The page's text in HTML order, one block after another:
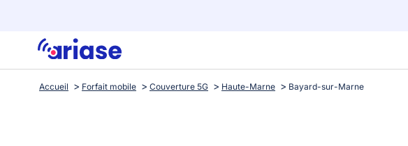
Accueil Forfait mobile Couverture 5G Haute-Marne Bayard-sur-Marne